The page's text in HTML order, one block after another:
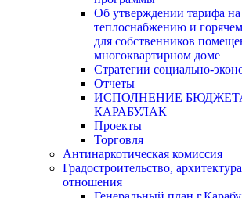
Об утверждении тарифа
теплоснабжению и
для собственников
многоквартирном доме
Стратегии социально-
Отчеты
ИСПОЛНЕНИЕ
КАРАБУЛАК
Проекты
Торговля
Антинаркотическая комиссия
Градостроительство,
отношения